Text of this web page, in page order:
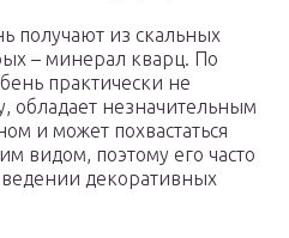
получают из скальных
– минерал кварц. По
практически не
обладает незначительным
и может похвастаться
видом, поэтому его часто
декоративных